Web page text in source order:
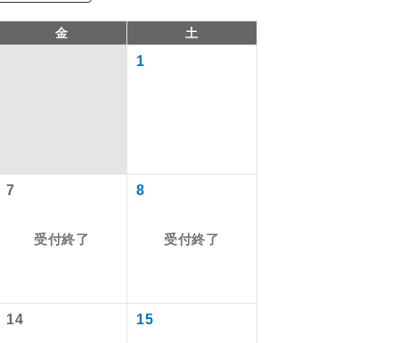
金 土
1
7
受付終了
8
受付終了
14 15